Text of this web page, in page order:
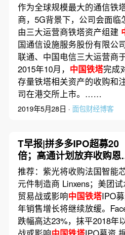
作为全球规模最大的通信铁
商，5G背景下，公司会面临
由三大运营商铁塔资产组建
国通信设施服务股份有限公
联通、中国电信三大运营商
2015年10月， 中国铁塔完成
存量铁塔相关资产的收购和
司在港交所上市。……
2019年5月28日 · 面包财经博客
T早报|拼多多IPO超募20
倍；高通计划放弃收购恩
浦；Facebook盘后股价
逾20%
推荐：紫光将收购法国智能
元件制造商 Linxens；美团
贸易战或影响中国铁塔IPO
年销售增长将继续放缓。
跌幅高达23%，抹平2018年